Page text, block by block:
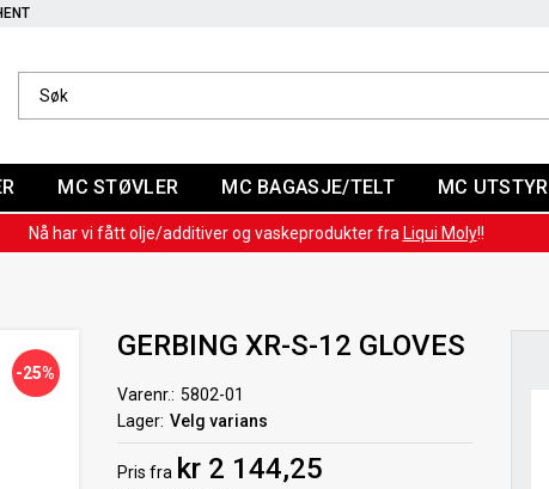
MC STØVLER MC BAGASJE/TELT MC UTSTYR
Nå har vi fått olje/additiver og vaskeprodukter fra Liqui Moly!!
-25%
GERBING XR-S-12 GLOVES
Varenr.
5802-01
Lager Velg varians
Pris fra kr 2 144,25